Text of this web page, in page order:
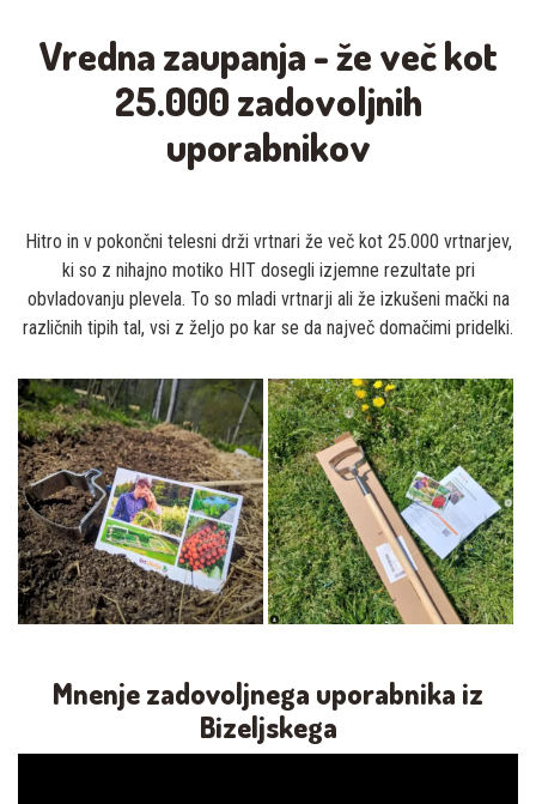
Vredna zaupanja - že več kot
25.000 zadovoljnih
uporabnikov
Hitro in v pokončni telesni drži vrtnari že več kot 25.000 vrtnarjev,
ki so z nihajno motiko HIT dosegli izjemne rezultate pri
obvladovanju plevela. To so mladi vrtnarji ali že izkušeni mački na
različnih tipih tal, vsi z željo po kar se da največ domačimi pridelki.
Mnenje zadovoljnega uporabnika iz
Bizeljskega